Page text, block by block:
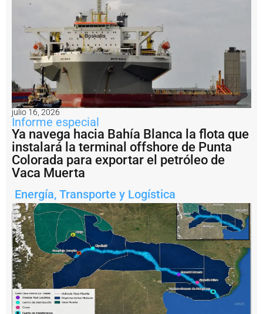
i
e
n
t
o
e
n
l
a
c
n
ti
n
u
i
d
a
d
d
e
l
julio 16, 2026
Informe especial
Ya navega hacia Bahía Blanca la flota que
instalará la terminal offshore de Punta
Colorada para exportar el petróleo de
Vaca Muerta
Energía, Transporte y Logística